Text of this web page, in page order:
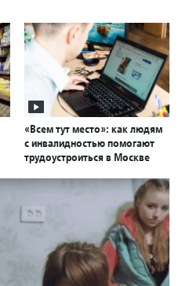
«Всем тут место»: как людям
с инвалидностью помогают
трудоустроиться в Москве